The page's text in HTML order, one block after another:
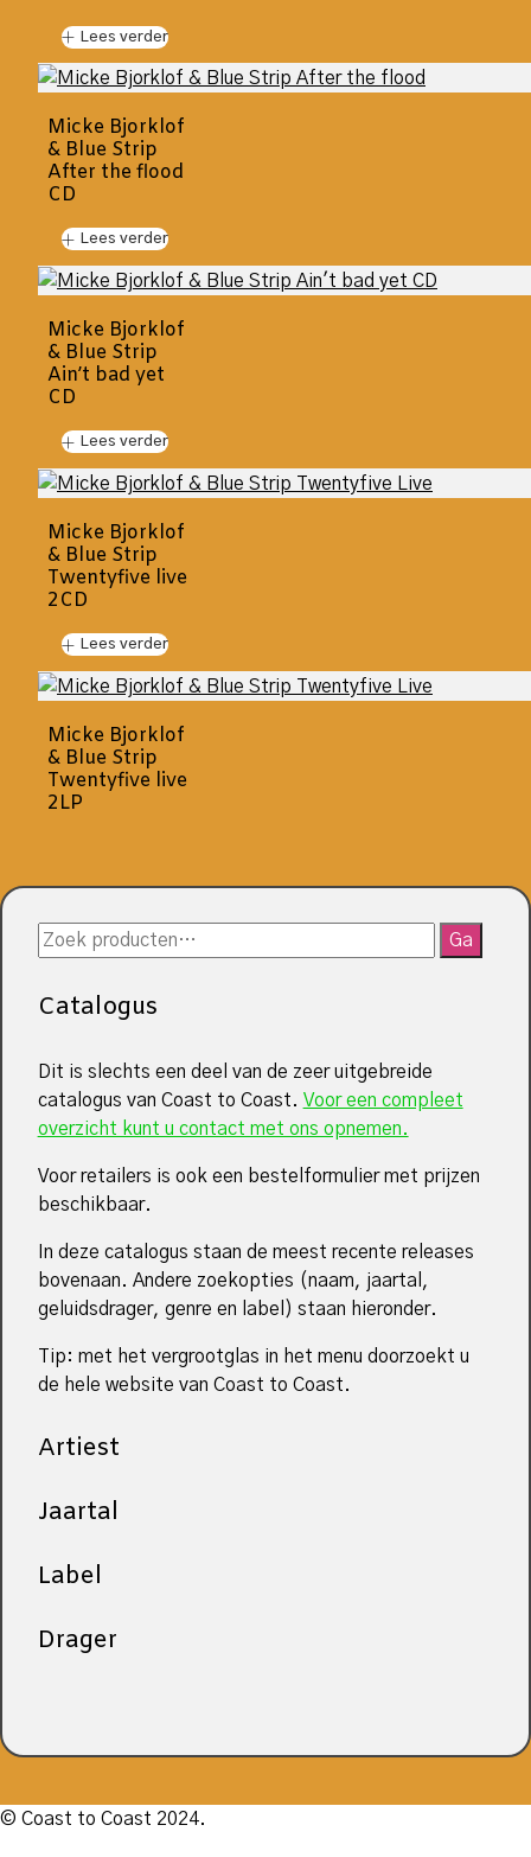
Lees verder
Micke Bjorklof
& Blue Strip
After the flood
CD
Lees verder
Micke Bjorklof
& Blue Strip
Ain’t bad yet
CD
Lees verder
Micke Bjorklof
& Blue Strip
Twentyfive live
2CD
Lees verder
Micke Bjorklof
& Blue Strip
Twentyfive live
2LP
Zoeken
naar:
Ga
Catalogus
Dit is slechts een deel van de zeer uitgebreide
catalogus van Coast to Coast. Voor een compleet
overzicht kunt u contact met ons opnemen.
Voor retailers is ook een bestelformulier met prijzen
beschikbaar.
In deze catalogus staan de meest recente releases
bovenaan. Andere zoekopties (naam, jaartal,
geluidsdrager, genre en label) staan hieronder.
Tip: met het vergrootglas in het menu doorzoekt u
de hele website van Coast to Coast.
Artiest
Jaartal
Label
Drager
© Coast to Coast 2024.